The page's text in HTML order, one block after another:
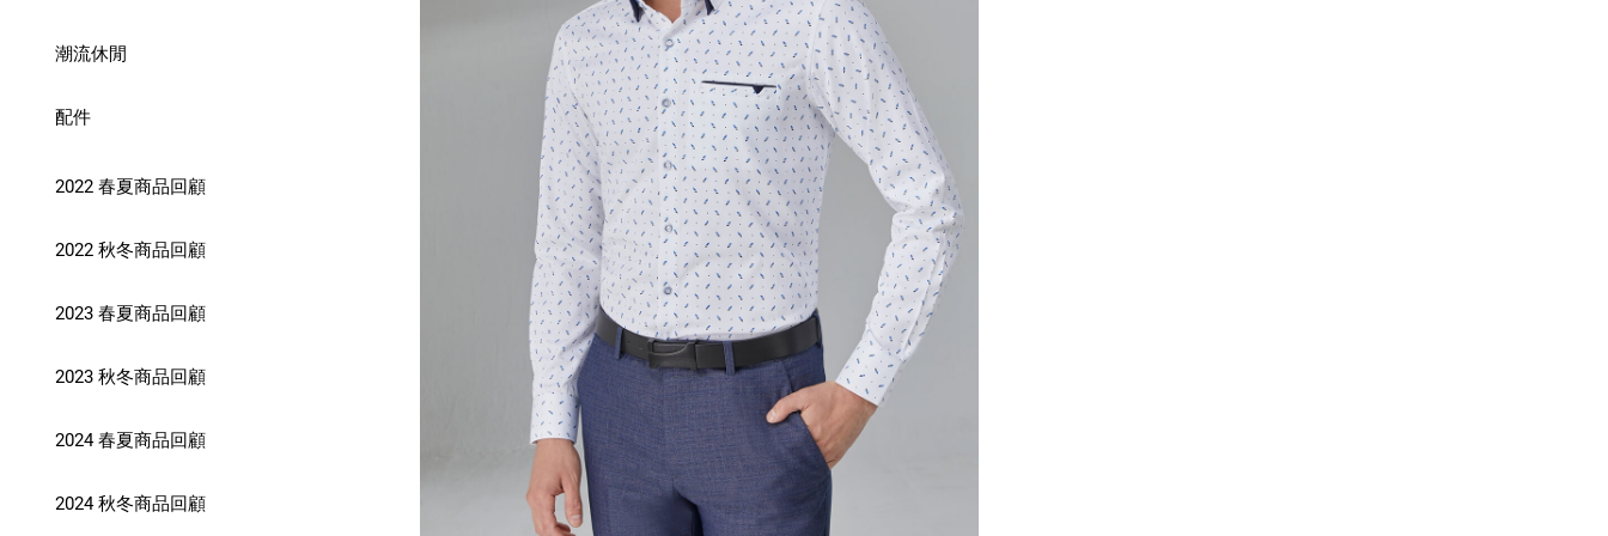
潮流休閒
配件
2022 春夏商品回顧
2022 秋冬商品回顧
2023 春夏商品回顧
2023 秋冬商品回顧
2024 春夏商品回顧
2024 秋冬商品回顧